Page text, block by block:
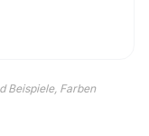
Beispiele, Farben